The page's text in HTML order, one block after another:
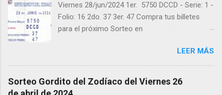
"Buena Suerte" para el próximo sorteo,
recuerden visitarnos en balotas.com para
conocer los datos que le ayudaran a ganar y
Viernes 28/jun/2024 1er. 5750 DCCD - Serie: 1 -
Folio: 16 2do. 37 3er. 47 Compra tus billetes
para el próximo Sorteo en
Instagram: instagram.com/balotas_panama -
En Twitter: @balotas y Facebook:
facebook.com/balotas Pruebe su suerte en las
mejores loterías millonarias y de una forma
LEER MÁS
Sorteo Gordito del Zodíaco del Viernes 26